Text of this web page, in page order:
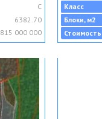
C
6382.70
815 000 000
Класс
Блоки, м2